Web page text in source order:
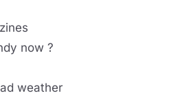
now ?
weather